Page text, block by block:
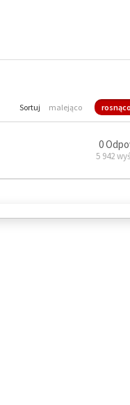
Sortuj malejąco rosnąco
0
5 942